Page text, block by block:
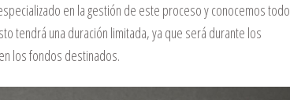
en la gestión de este proceso y conocemos todo
tendrá una duración limitada, ya que será durante los
los fondos destinados.